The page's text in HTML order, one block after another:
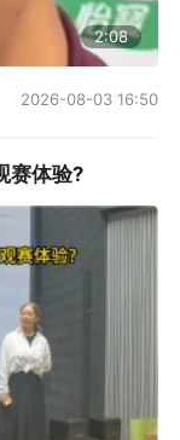
2:08
2026-08-03 16:50
赛体验?